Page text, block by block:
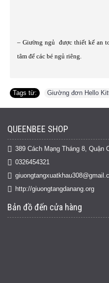
– Giường ngủ được thiết kế an
tâm để các bé ngủ riêng.
Tags từ: Giường đơn Hello
QUEENBEE SHOP
389 Cách Mạng Tháng 8, Quận
0326454321
http://giuongtangdanang.org
Bản đồ đến cửa hàng